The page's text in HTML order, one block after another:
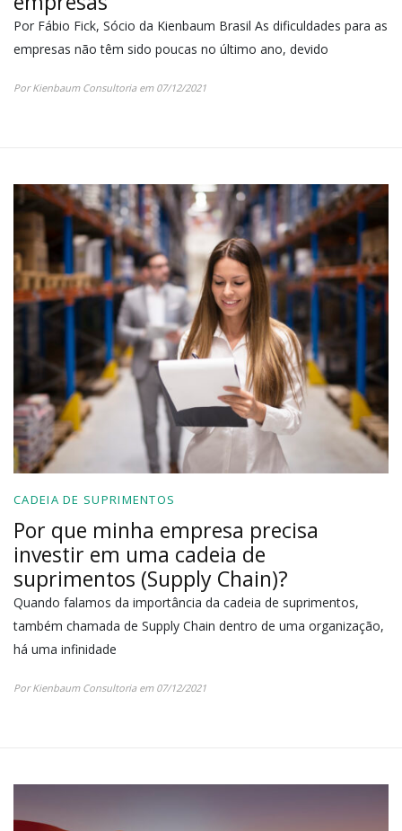
Por Fábio Fick, Sócio da Kienbaum Brasil As dificuldades para as
empresas não têm sido poucas no último ano, devido
Por Kienbaum Consultoria em 07/12/2021
CADEIA DE SUPRIMENTOS
Por que minha empresa precisa
investir em uma cadeia de
suprimentos (Supply Chain)?
Quando falamos da importância da cadeia de suprimentos,
também chamada de Supply Chain dentro de uma organização,
há uma infinidade
Por Kienbaum Consultoria em 07/12/2021